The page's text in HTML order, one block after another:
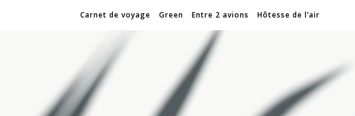
Carnet de voyage Green Entre 2 avions Hôtesse de l’air